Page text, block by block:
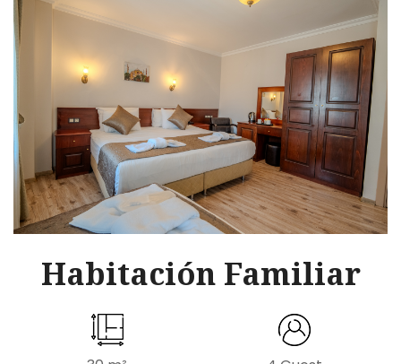
Habitación Familiar